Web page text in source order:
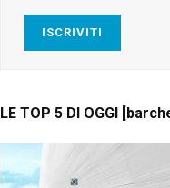
ISCRIVITI
LE TOP 5 DI OGGI